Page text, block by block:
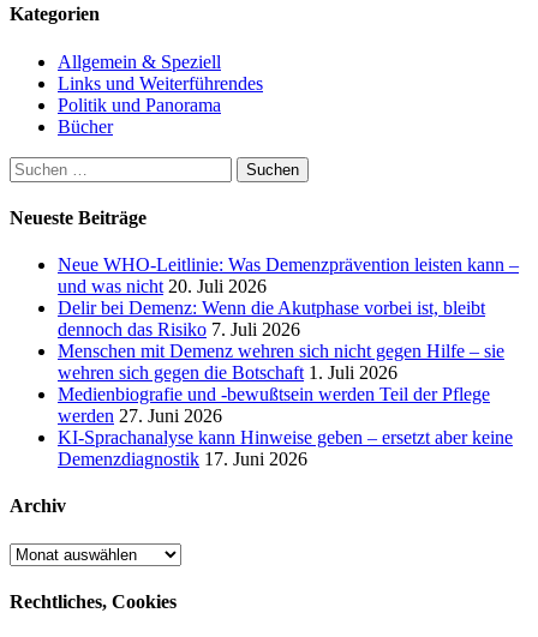
Kategorien
Allgemein & Speziell
Links und Weiterführendes
Politik und Panorama
Bücher
Suchen
nach:
Neueste Beiträge
Neue WHO-Leitlinie: Was Demenzprävention leisten kann –
und was nicht 20. Juli 2026
Delir bei Demenz: Wenn die Akutphase vorbei ist, bleibt
dennoch das Risiko 7. Juli 2026
Menschen mit Demenz wehren sich nicht gegen Hilfe – sie
wehren sich gegen die Botschaft 1. Juli 2026
Medienbiografie und -bewußtsein werden Teil der Pflege
werden 27. Juni 2026
KI-Sprachanalyse kann Hinweise geben – ersetzt aber keine
Demenzdiagnostik 17. Juni 2026
Archiv
Archiv
Rechtliches, Cookies